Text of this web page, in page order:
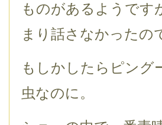
ものがあるようです
まり話さなかったの
もしかしたらピング
虫なのに。